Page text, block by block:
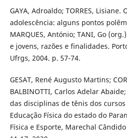
GAYA, Adroaldo; TORRES,
adolescência: alguns pontos
MARQUES, António; TANI, Go
e jovens, razões e finalidades.
Ufrgs, 2004. p. 57-74.
GESAT, René Augusto Martins;
BALBINOTTI, Carlos Adelar
das disciplinas de tênis dos
Educação Física do estado do
Física e Esporte, Marechal